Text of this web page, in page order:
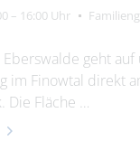
– 16:00 Uhr
geht auf
im Finowtal direkt
Die Fläche …